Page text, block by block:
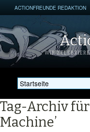
ACTIONFREUNDE REDAKTION
WIR
Tag-Archiv
Machine’